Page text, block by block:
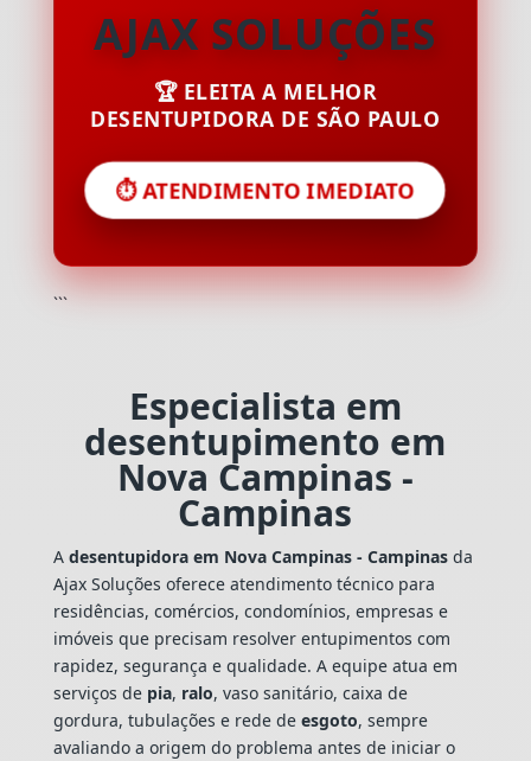
AJAX SOLUÇÕES
🏆 ELEITA A MELHOR
DESENTUPIDORA DE SÃO PAULO
⏱️ ATENDIMENTO IMEDIATO
```
Especialista em
desentupimento em
Nova Campinas -
Campinas
A desentupidora em Nova Campinas - Campinasda
Ajax Soluções oferece atendimento técnico para
residências, comércios, condomínios, empresas e
imóveis que precisam resolver entupimentos com
rapidez, segurança e qualidade. A equipe atua em
serviços de pia, ralo, vaso sanitário, caixa de
gordura, tubulações e rede de esgoto, sempre
avaliando a origem do problema antes de iniciar o